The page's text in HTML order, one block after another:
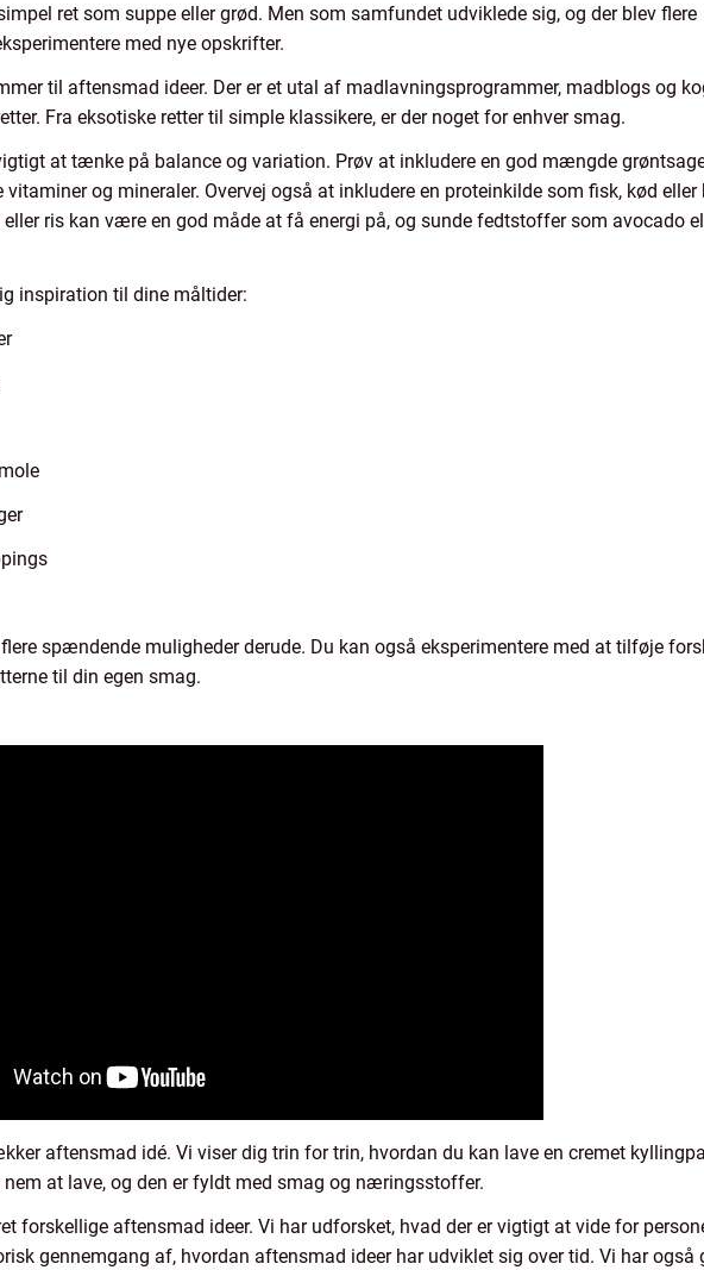
ret som suppe eller grød. Men som samfundet udviklede sig, og der blev flere
med nye opskrifter.
til aftensmad ideer. Der er et utal af madlavningsprogrammer, madblogs og
Fra eksotiske retter til simple klassikere, er der noget for enhver smag.
at tænke på balance og variation. Prøv at inkludere en god mængde
og mineraler. Overvej også at inkludere en proteinkilde som fisk, kød eller
ris kan være en god måde at få energi på, og sunde fedtstoffer som avocado
inspiration til dine måltider:
spændende muligheder derude. Du kan også eksperimentere med at tilføje
til din egen smag.
aftensmad idé. Vi viser dig trin for trin, hvordan du kan lave en cremet
at lave, og den er fyldt med smag og næringsstoffer.
forskellige aftensmad ideer. Vi har udforsket, hvad der er vigtigt at vide for
gennemgang af, hvordan aftensmad ideer har udviklet sig over tid. Vi har også